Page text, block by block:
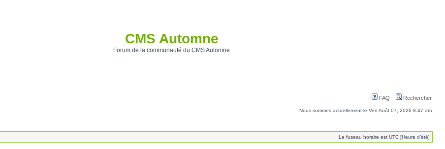
CMS Automne
Forum de la communauté du CMS Automne
FAQ Rechercher
Nous sommes actuellement le Ven Août 07, 2026 8:47 am
Le fuseau horaire est UTC [Heure d’été]